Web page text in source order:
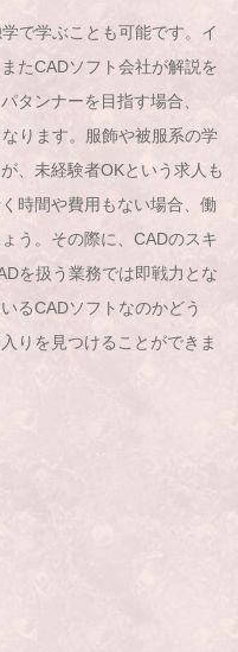
で学ぶことも可能です。イ
たCADソフト会社が解説を
タンナーを目指す場合、
ります。服飾や被服系の学
、未経験者OKという求人も
時間や費用もない場合、働
う。その際に、CADのスキ
を扱う業務では即戦力とな
るCADソフトなのかどう
りを見つけることができま